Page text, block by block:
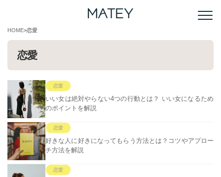
HOME 恋愛
恋愛
恋愛
いい女は絶対やらない4つの行動とは？ いい女になるため
のポイントを解説
恋愛
好きな人に好きになってもらう方法とは？コツやアプロー
チ方法を解説
恋愛